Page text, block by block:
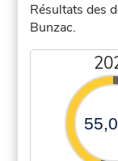
Résultats des
Bunzac.